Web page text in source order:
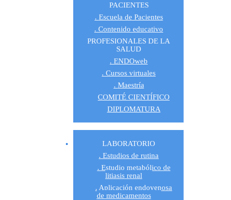
PACIENTES
Escuela de Pacientes
Contenido educativo
PROFESIONALES DE LA
SALUD
ENDOweb
Cursos virtuales
Maestría
COMITÉ CIENTÍFICO
DIPLOMATURA
LABORATORIO
Estudios de rutina
Estudio metabólico de
litiasis renal
Aplicación endovenosa
de medicamentos